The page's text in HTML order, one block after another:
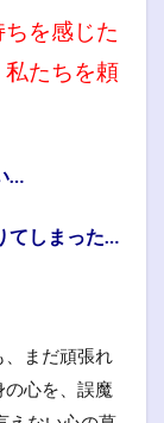
を感じた
たちを頼
…
てしまった…
、まだ頑張れ
心を、誤魔